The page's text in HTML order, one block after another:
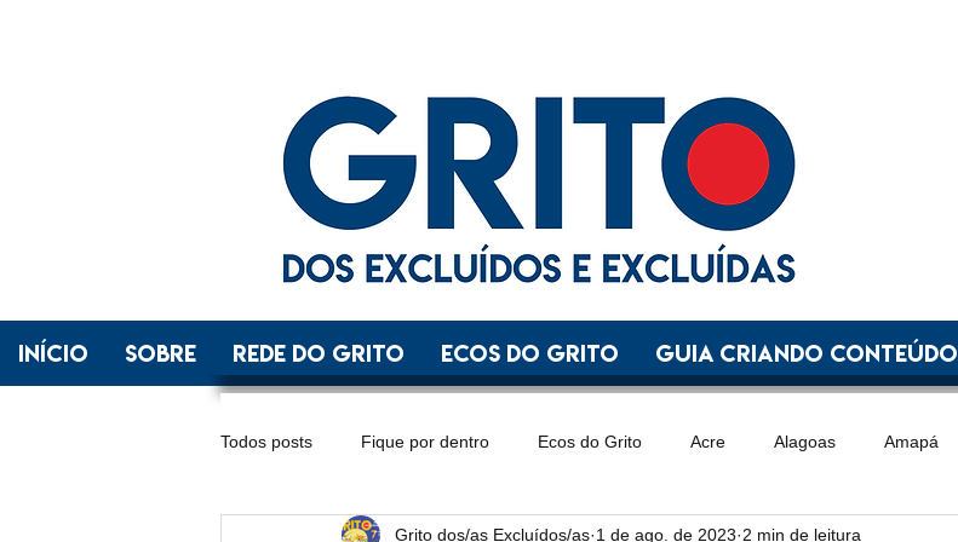
INÍCIO SOBRE REDE DO GRITO ECOS DO GRITO GUIA CRIANDO CONTEÚDO
Todos posts Fique por dentro Ecos do Grito Acre Alagoas Amapá
Distrito Federal Espírito Santo Goiás Maranhão Mato Grosso
Grito dos/as Excluídos/as 1 de ago. de 2023 2 min de leitura